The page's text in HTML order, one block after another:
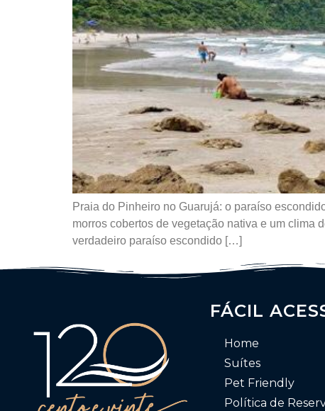
Praia do Pinheiro no Guarujá: o paraíso
morros cobertos de vegetação nativa e um clima
verdadeiro paraíso escondido […]
FÁCIL
Home
Suítes
Pet Friendly
Política de